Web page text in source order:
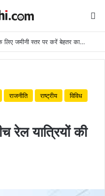
कर्तव्यनिष्ठ होकर जनसेवा एवं सुशासन के लिए जमीनी स्तर पर करें बेहतर कार्य: मुख्यमंत्री
राजनीति राष्ट्रीय
विविध
रेल यात्रियों की